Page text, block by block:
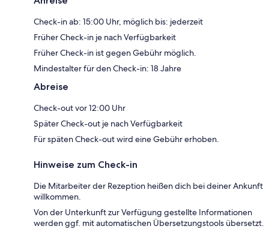
Check-in ab: 15:00 Uhr, möglich bis: jederzeit
Früher Check-in je nach Verfügbarkeit
Früher Check-in ist gegen Gebühr möglich.
Mindestalter für den Check-in: 18 Jahre
Abreise
Check-out vor 12:00 Uhr
Später Check-out je nach Verfügbarkeit
Für späten Check-out wird eine Gebühr erhoben.
Hinweise zum Check-in
Die Mitarbeiter der Rezeption heißen dich bei deiner Ankunft
willkommen.
Von der Unterkunft zur Verfügung gestellte Informationen
werden ggf. mit automatischen Übersetzungstools übersetzt.